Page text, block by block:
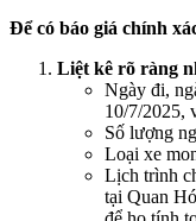
Để có báo giá chính
Liệt kê rõ ràng
Ngày đi,
10/7/2025,
Số lượng
Loại xe
Lịch trình
tại Quan